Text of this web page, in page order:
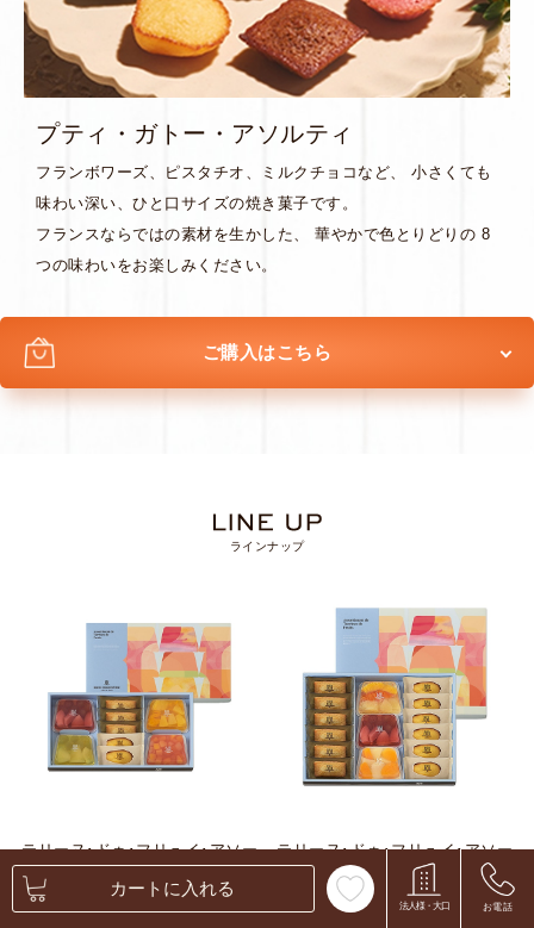
プティ・ガトー・アソルティ
フランボワーズ、ピスタチオ、ミルクチョコなど、 小さくても
味わい深い、ひと口サイズの焼き菓子です。
フランスならではの素材を生かした、 華やかで色とりどりの 8
つの味わいをお楽しみください。
ご購入はこちら
ラインナップ
テリーヌ･ドゥ･フリュイ･アソー
￥2,700
テリーヌ･ドゥ･フリュイ･アソー
ト M(A) 5種15個入
￥3,240（税込）
カートに入れる
法人様・大口 お電話